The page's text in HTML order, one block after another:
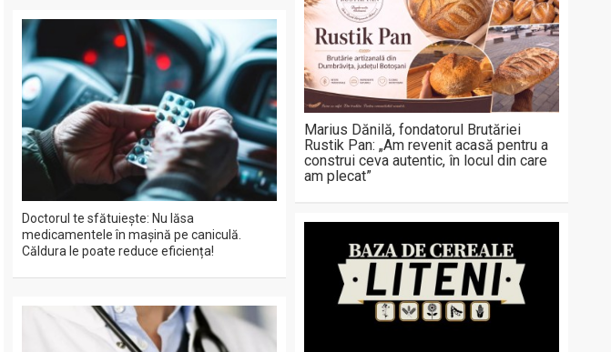
Doctorul te sfătuiește: Nu lăsa
medicamentele în mașină pe caniculă.
Căldura le poate reduce eficiența!
Marius Dănilă, fondatorul Brutăriei
Rustik Pan: „Am revenit acasă pentru a
construi ceva autentic, în locul din care
am plecat”